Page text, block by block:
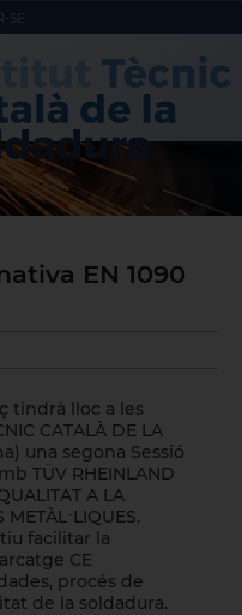
SE
EN 1090
tindrà lloc a les
CATALÀ DE LA
una segona Sessió
TÜV RHEINLAND
A LA
facilitar la
CE
procés de
de la soldadura.